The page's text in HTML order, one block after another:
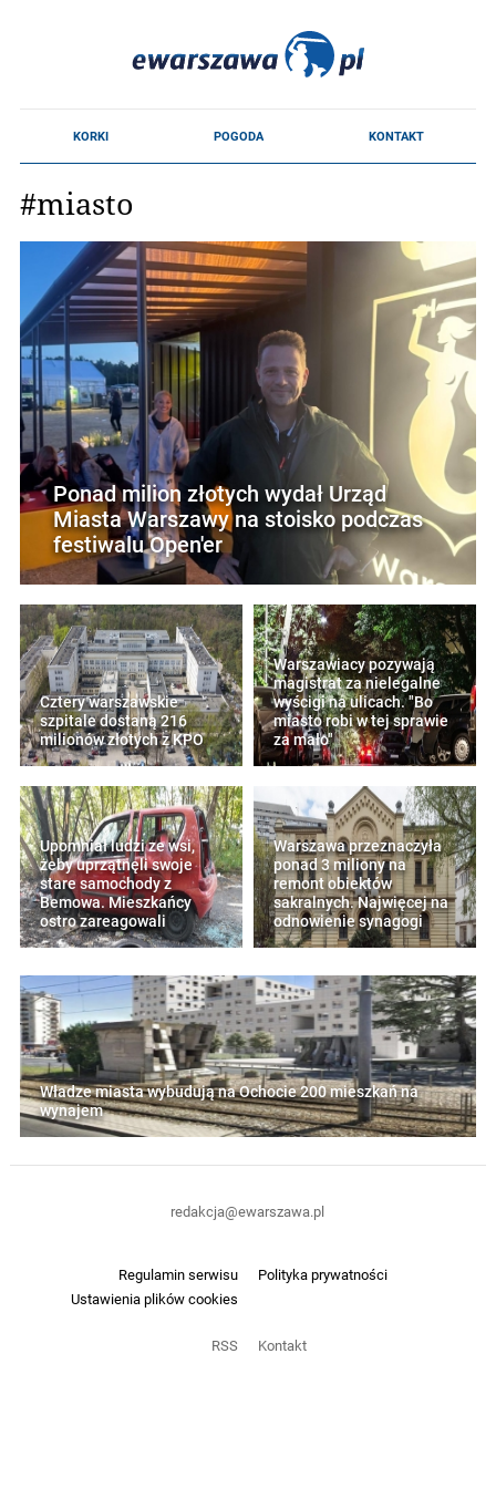
#miasto
Ponad milion złotych wydał Urząd
Miasta Warszawy na stoisko podczas
festiwalu Open'er
Cztery warszawskie
szpitale dostaną 216
milionów złotych z KPO
Warszawiacy pozywają
magistrat za nielegalne
wyścigi na ulicach. "Bo
miasto robi w tej sprawie
za mało"
Upomniał ludzi ze wsi,
żeby uprzątnęli swoje
stare samochody z
Bemowa. Mieszkańcy
ostro zareagowali
Warszawa przeznaczyła
ponad 3 miliony na
remont obiektów
sakralnych. Najwięcej na
odnowienie synagogi
Władze miasta wybudują na Ochocie 200 mieszkań na
wynajem
Regulamin serwisu
Polityka prywatności
Ustawienia plików cookies
RSS Kontakt
redakcja@ewarszawa.pl